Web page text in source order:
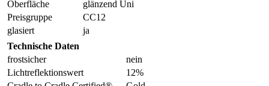
Oberfläche
glänzend Uni
Preisgruppe
CC12
glasiert
ja
Technische Daten
frostsicher
nein
Lichtreflektionswert
12%